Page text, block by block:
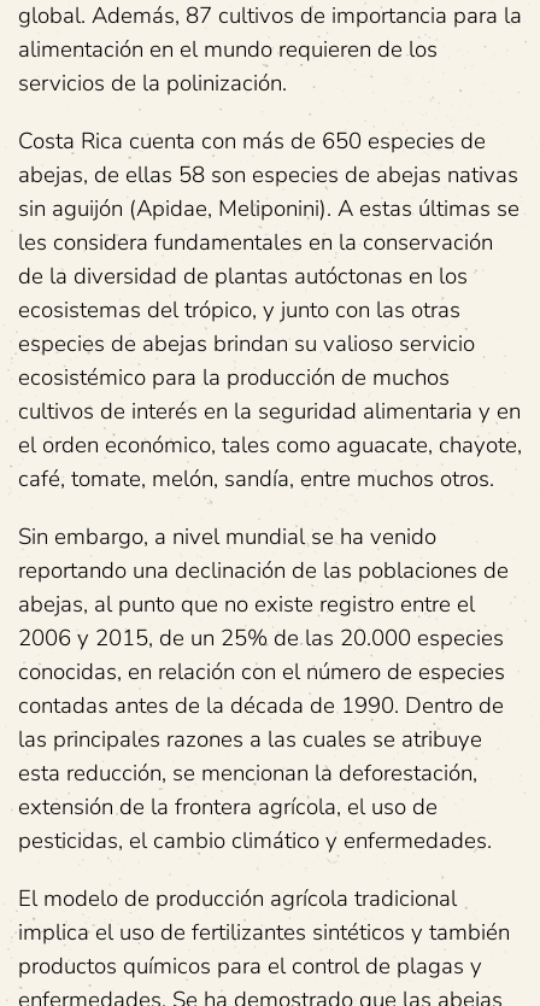
global. Además, 87 cultivos de importancia para la
alimentación en el mundo requieren de los
servicios de la polinización.
Costa Rica cuenta con más de 650 especies de
abejas, de ellas 58 son especies de abejas nativas
sin aguijón (Apidae, Meliponini). A estas últimas se
les considera fundamentales en la conservación
de la diversidad de plantas autóctonas en los
ecosistemas del trópico, y junto con las otras
especies de abejas brindan su valioso servicio
ecosistémico para la producción de muchos
cultivos de interés en la seguridad alimentaria y en
el orden económico, tales como aguacate, chayote,
café, tomate, melón, sandía, entre muchos otros.
Sin embargo, a nivel mundial se ha venido
reportando una declinación de las poblaciones de
abejas, al punto que no existe registro entre el
2006 y 2015, de un 25% de las 20.000 especies
conocidas, en relación con el número de especies
contadas antes de la década de 1990. Dentro de
las principales razones a las cuales se atribuye
esta reducción, se mencionan la deforestación,
extensión de la frontera agrícola, el uso de
pesticidas, el cambio climático y enfermedades.
El modelo de producción agrícola tradicional
implica el uso de fertilizantes sintéticos y también
productos químicos para el control de plagas y